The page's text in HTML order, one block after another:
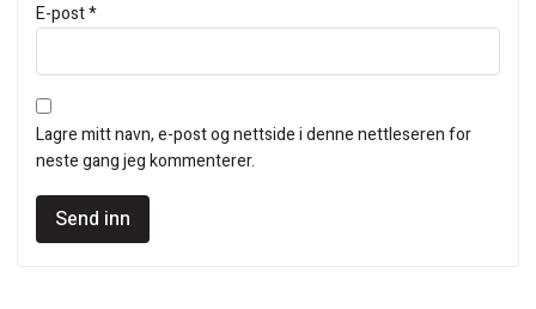
E-post*
Lagre mitt navn, e-post og nettside i denne nettleseren for
neste gang jeg kommenterer.